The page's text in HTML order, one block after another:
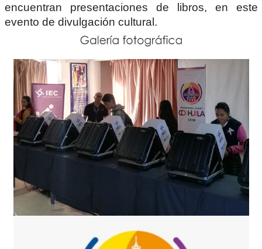
encuentran presentaciones de libros, en este
evento de divulgación cultural.